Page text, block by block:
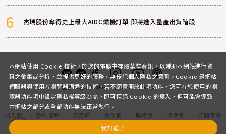
6 杰瑞股份奪得史上最大AIDC燃機訂單 即將進入量產出貨階段
客服 討論區粉絲團InstagramYoutubePodcast
加入我
們
隱私權政
服務條
合作提
聯絡我
場地租
訂閱電子
本網站使用 Cookie 技術，於您的電腦中存取某些資訊，以輔助本網站進行資
料之彙集或分析，並提供更好的服務，無侵犯個人隱私之意圖。Cookie 是網站
伺服器與使用者瀏覽器溝通的技術，若不願意開放此項功能，您可在您使用的瀏
覽器功能項中設定隱私權等級為高，即可拒絕 Cookie 的寫入，但可能會導致
本網站之部分或全部功能無法正常執行。
我知道了